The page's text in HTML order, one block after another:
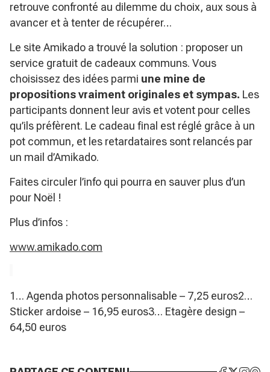
retrouve confronté au dilemme du choix, aux sous à
avancer et à tenter de récupérer…
Le site Amikado a trouvé la solution : proposer un
service gratuit de cadeaux communs. Vous
choisissez des idées parmi une mine de
propositions vraiment originales et sympas. Les
participants donnent leur avis et votent pour celles
qu’ils préfèrent. Le cadeau final est réglé grâce à un
pot commun, et les retardataires sont relancés par
un mail d’Amikado.
Faites circuler l’info qui pourra en sauver plus d’un
pour Noël !
Plus d’infos :
www.amikado.com
1… Agenda photos personnalisable – 7,25 euros2…
Sticker ardoise – 16,95 euros3… Etagère design –
64,50 euros